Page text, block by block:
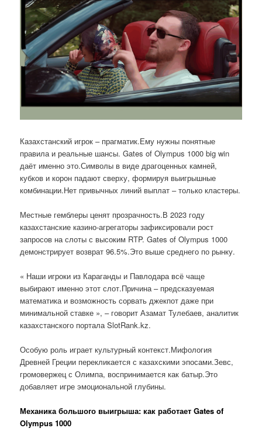
Казахстанский игрок – прагматик.Ему нужны понятные
правила и реальные шансы. Gates of Olympus 1000 big win
даёт именно это.Символы в виде драгоценных камней,
кубков и корон падают сверху, формируя выигрышные
комбинации.Нет привычных линий выплат – только кластеры.
Местные гемблеры ценят прозрачность.В 2023 году
казахстанские казино-агрегаторы зафиксировали рост
запросов на слоты с высоким RTP. Gates of Olympus 1000
демонстрирует возврат 96.5%.Это выше среднего по рынку.
« Наши игроки из Караганды и Павлодара всё чаще
выбирают именно этот слот.Причина – предсказуемая
математика и возможность сорвать джекпот даже при
минимальной ставке », – говорит Азамат Тулебаев, аналитик
казахстанского портала SlotRank.kz.
Особую роль играет культурный контекст.Мифология
Древней Греции перекликается с казахскими эпосами.Зевс,
громовержец с Олимпа, воспринимается как батыр.Это
добавляет игре эмоциональной глубины.
Механика большого выигрыша: как работает Gates of
Olympus 1000